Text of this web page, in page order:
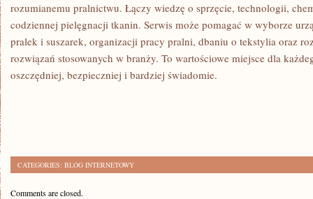
rozumianemu pralnictwu. Łączy wiedzę o sprzęcie, technologii,
codziennej pielęgnacji tkanin. Serwis może pomagać w wyborze
pralek i suszarek, organizacji pracy pralni, dbaniu o tekstylia oraz
rozwiązań stosowanych w branży. To wartościowe miejsce dla
oszczędniej, bezpieczniej i bardziej świadomie.
CATEGORIES: BLOG INTERNETOWY
Comments are closed.